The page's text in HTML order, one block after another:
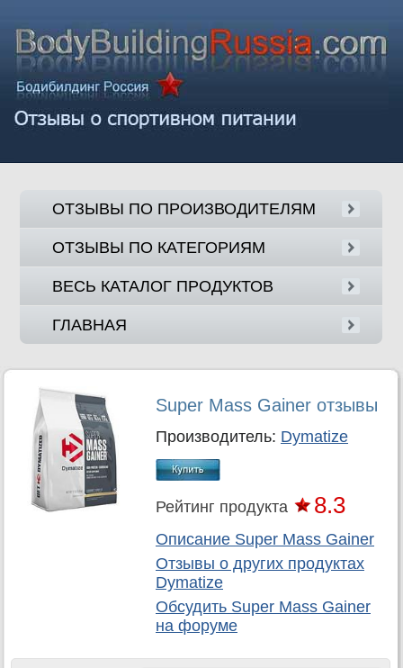
ОТЗЫВЫ ПО ПРОИЗВОДИТЕЛЯМ
ОТЗЫВЫ ПО КАТЕГОРИЯМ
ВЕСЬ КАТАЛОГ ПРОДУКТОВ
ГЛАВНАЯ
Super Mass Gainer отзывы
Производитель: Dymatize
Рейтинг продукта 8.3
Описание Super Mass Gainer
Отзывы о других продуктах
Dymatize
Обсудить Super Mass Gainer
на форуме